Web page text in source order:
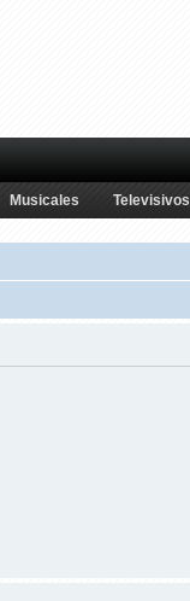
Musicales Televisivos